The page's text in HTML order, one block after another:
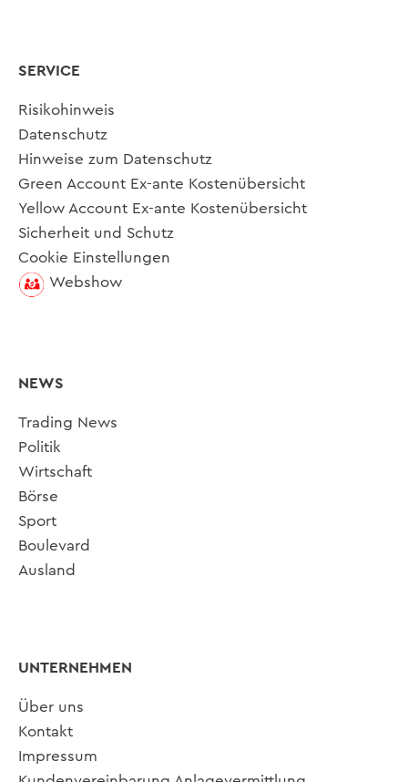
SERVICE
Risikohinweis
Datenschutz
Hinweise zum Datenschutz
Green Account Ex-ante Kostenübersicht
Yellow Account Ex-ante Kostenübersicht
Sicherheit und Schutz
Cookie Einstellungen
Webshow
NEWS
Trading News
Politik
Wirtschaft
Börse
Sport
Boulevard
Ausland
UNTERNEHMEN
Über uns
Kontakt
Impressum